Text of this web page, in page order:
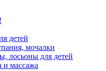
детей
мочалки
лосьоны для детей
и массажа